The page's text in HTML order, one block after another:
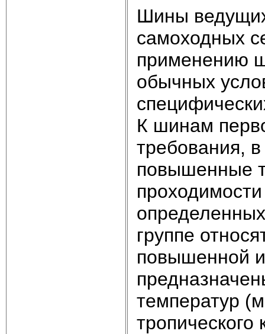
Шины
самоходных
применению
обычных
К шинам
требования,
повышенные
группе
повышенной
температур
тропического